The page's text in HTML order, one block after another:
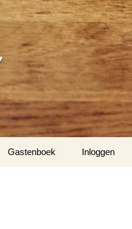
Gastenboek
Inloggen